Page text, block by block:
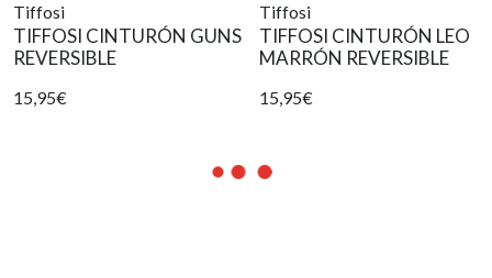
Tiffosi
TIFFOSI CINTURÓN GUNS
REVERSIBLE
15,95€
Tiffosi
TIFFOSI CINTURÓN LEO
MARRÓN REVERSIBLE
15,95€